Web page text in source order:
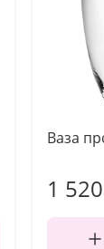
Ваза
1 520